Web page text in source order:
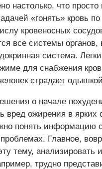
настолько, что просто
«гонять» кровь по
кровеносных
все системы органов,
система.
для снабжения
страдает
о начале
вред ожирения в ярких
понять информацию
Главное,
тему, анализировать и
трудно